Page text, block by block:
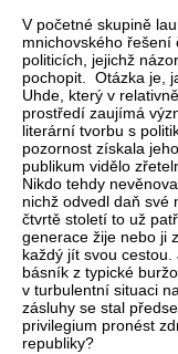
V početné skupině
mnichovského řešení
politicích, jejichž
pochopit. Otázka je,
Uhde, který v
prostředí zaujímá
literární tvorbu s
pozornost získala
publikum vidělo
Nikdo tehdy
nichž odvedl daň své
čtvrtě století to už
generace žije nebo ji
každý jít svou
básník z typické
v turbulentní situaci
zásluhy se stal
privilegium pronést
republiky?